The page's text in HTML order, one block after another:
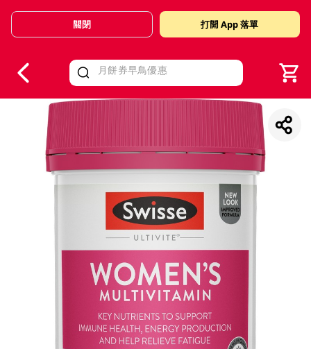
Valid Until 30 June 2026
關閉 打開 App 落單